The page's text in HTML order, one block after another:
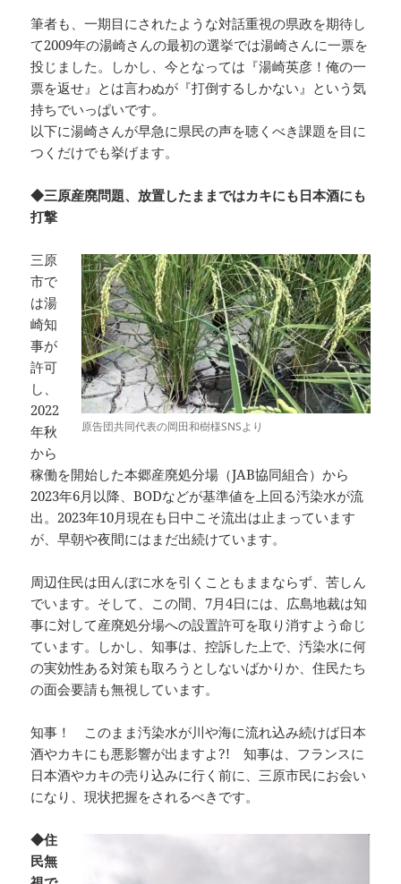
筆者も、一期目にされたような対話重視の県政を期待し
て2009年の湯崎さんの最初の選挙では湯崎さんに一票を
投じました。しかし、今となっては『湯崎英彦！俺の一
票を返せ』とは言わぬが『打倒するしかない』という気
持ちでいっぱいです。
以下に湯崎さんが早急に県民の声を聴くべき課題を目に
つくだけでも挙げます。
◆三原産廃問題、放置したままではカキにも日本酒にも
打撃
原告団共同代表の岡田和樹様SNSより
三原
市で
は湯
崎知
事が
許可
し、
2022
年秋
から
稼働を開始した本郷産廃処分場（JAB協同組合）から
2023年6月以降、BODなどが基準値を上回る汚染水が流
出。2023年10月現在も日中こそ流出は止まっています
が、早朝や夜間にはまだ出続けています。
周辺住民は田んぼに水を引くこともままならず、苦しん
でいます。そして、この間、7月4日には、広島地裁は知
事に対して産廃処分場への設置許可を取り消すよう命じ
ています。しかし、知事は、控訴した上で、汚染水に何
の実効性ある対策も取ろうとしないばかりか、住民たち
の面会要請も無視しています。
知事！ このまま汚染水が川や海に流れ込み続けば日本
酒やカキにも悪影響が出ますよ?! 知事は、フランスに
日本酒やカキの売り込みに行く前に、三原市民にお会い
になり、現状把握をされるべきです。
◆住
民無